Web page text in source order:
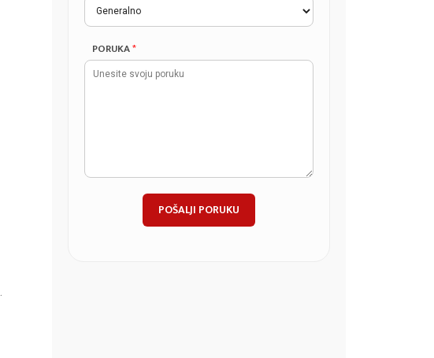
PORUKA*
POŠALJI PORUKU